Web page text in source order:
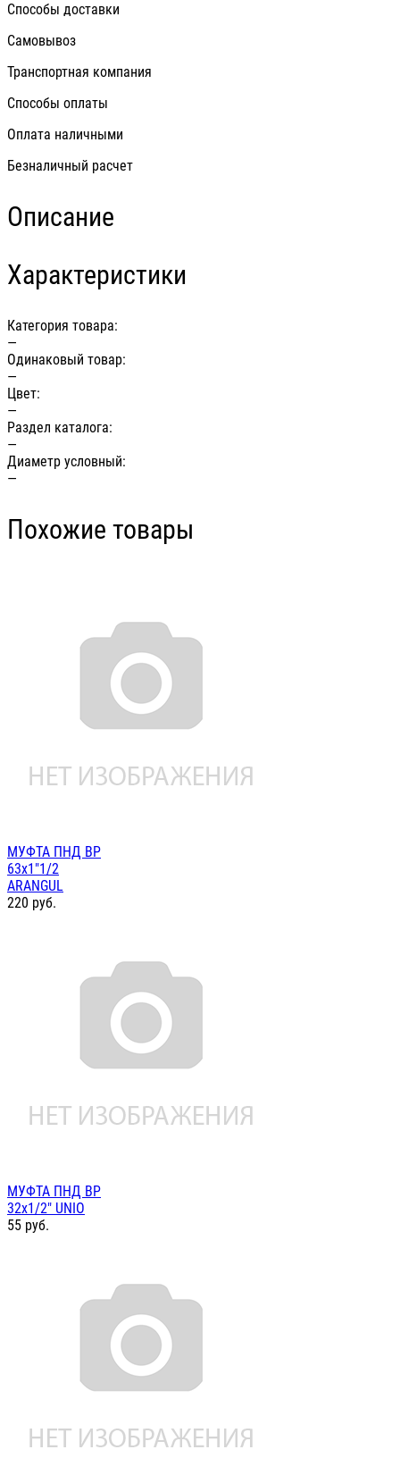
Способы доставки
Самовывоз
Транспортная компания
Способы оплаты
Оплата наличными
Безналичный расчет
Описание
Характеристики
Категория товара:
—
Одинаковый товар:
—
Цвет:
—
Раздел каталога:
—
Диаметр условный:
—
Похожие товары
МУФТА ПНД ВР
63х1"1/2
ARANGUL
220 руб.
МУФТА ПНД ВР
32х1/2" UNIO
55 руб.